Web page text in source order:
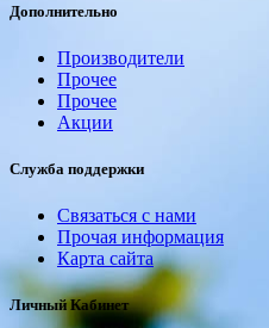
Дополнительно
Производители
Прочее
Прочее
Акции
Служба поддержки
Связаться с нами
Прочая информация
Карта сайта
Личный Кабинет